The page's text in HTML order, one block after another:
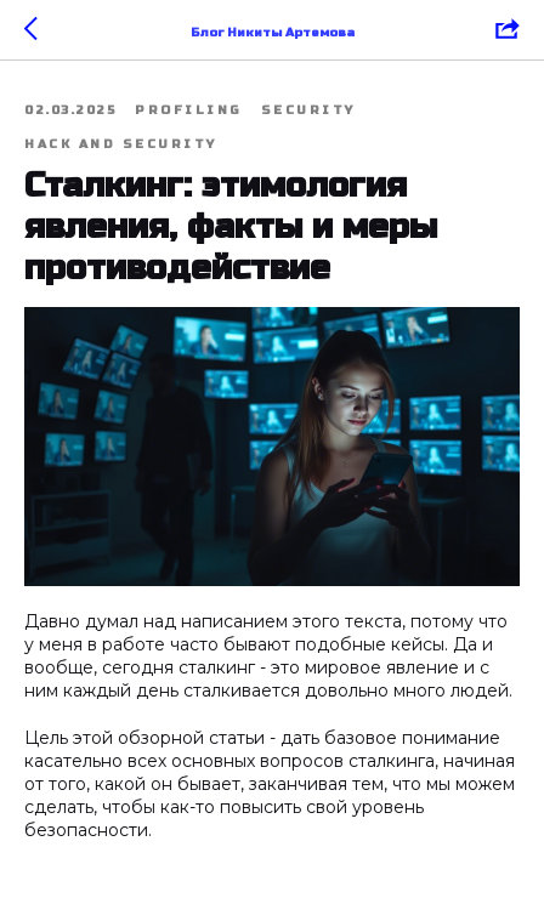
Блог Никиты Артемова
02.03.2025 PROFILING SECURITY
HACK AND SECURITY
Сталкинг: этимология
явления, факты и меры
противодействие
Давно думал над написанием этого текста, потому что
у меня в работе часто бывают подобные кейсы. Да и
вообще, сегодня сталкинг - это мировое явление и с
ним каждый день сталкивается довольно много людей.
Цель этой обзорной статьи - дать базовое понимание
касательно всех основных вопросов сталкинга, начиная
от того, какой он бывает, заканчивая тем, что мы можем
сделать, чтобы как-то повысить свой уровень
безопасности.